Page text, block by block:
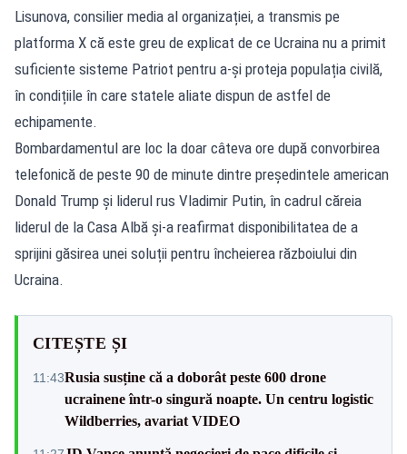
Lisunova, consilier media al organizației, a transmis pe
platforma X că este greu de explicat de ce Ucraina nu a primit
suficiente sisteme Patriot pentru a-și proteja populația civilă,
în condițiile în care statele aliate dispun de astfel de
echipamente.
Bombardamentul are loc la doar câteva ore după convorbirea
telefonică de peste 90 de minute dintre președintele american
Donald Trump și liderul rus Vladimir Putin, în cadrul căreia
liderul de la Casa Albă și-a reafirmat disponibilitatea de a
sprijini găsirea unei soluții pentru încheierea războiului din
Ucraina.
CITEȘTE ȘI
11:43Rusia susține că a doborât peste 600 drone
ucrainene într-o singură noapte. Un centru logistic
Wildberries, avariat VIDEO